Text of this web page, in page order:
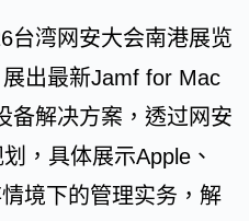
台湾网安大会南港展览
出最新Jamf for Mac
备解决方案，透过网安
，具体展示Apple、
境下的管理实务，解